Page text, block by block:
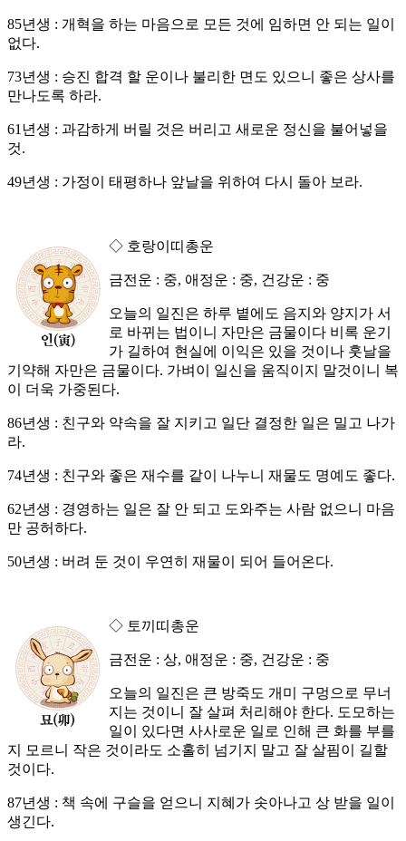
85년생 : 개혁을 하는 마음으로 모든 것에 임하면 안 되는 일이
없다.
73년생 : 승진 합격 할 운이나 불리한 면도 있으니 좋은 상사를
만나도록 하라.
61년생 : 과감하게 버릴 것은 버리고 새로운 정신을 불어넣을
것.
49년생 : 가정이 태평하나 앞날을 위하여 다시 돌아 보라.
◇ 호랑이띠총운
금전운 : 중, 애정운 : 중, 건강운 : 중
오늘의 일진은 하루 볕에도 음지와 양지가 서
로 바뀌는 법이니 자만은 금물이다 비록 운기
가 길하여 현실에 이익은 있을 것이나 훗날을
기약해 자만은 금물이다. 가벼이 일신을 움직이지 말것이니 복
이 더욱 가중된다.
86년생 : 친구와 약속을 잘 지키고 일단 결정한 일은 밀고 나가
라.
74년생 : 친구와 좋은 재수를 같이 나누니 재물도 명예도 좋다.
62년생 : 경영하는 일은 잘 안 되고 도와주는 사람 없으니 마음
만 공허하다.
50년생 : 버려 둔 것이 우연히 재물이 되어 들어온다.
◇ 토끼띠총운
금전운 : 상, 애정운 : 중, 건강운 : 중
오늘의 일진은 큰 방죽도 개미 구멍으로 무너
지는 것이니 잘 살펴 처리해야 한다. 도모하는
일이 있다면 사사로운 일로 인해 큰 화를 부를
지 모르니 작은 것이라도 소홀히 넘기지 말고 잘 살핌이 길할
것이다.
87년생 : 책 속에 구슬을 얻으니 지혜가 솟아나고 상 받을 일이
생긴다.